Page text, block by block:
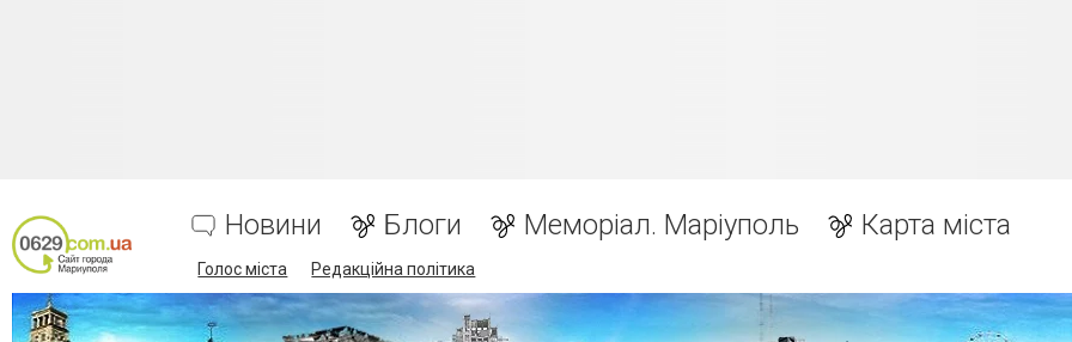
Новини Блоги Меморіал. Маріуполь Карта міста
Голос міста Редакційна політика